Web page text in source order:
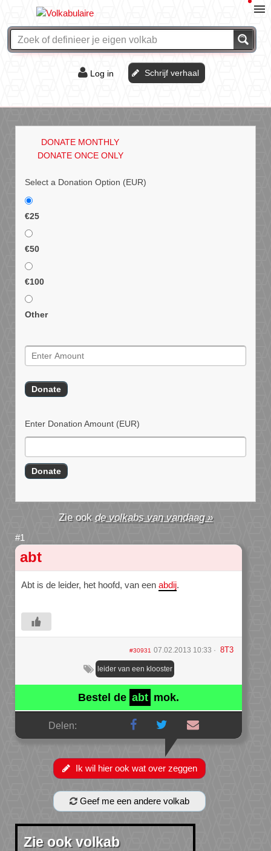
Log in Schrijf verhaal
DONATE MONTHLY
DONATE ONCE ONLY
Select a Donation Option (EUR)
€25
€50
€100
Other
Enter Donation Amount (EUR)
de volkabs van vandaag »
abt
Abt is de leider, het hoofd, van een abdij.
#30931 07.02.2013 10:33 8T3
leider van een klooster
Bestel de abt mok.
Delen:
Ik wil hier ook wat over zeggen
Geef me een andere volkab
Zie ook volkab